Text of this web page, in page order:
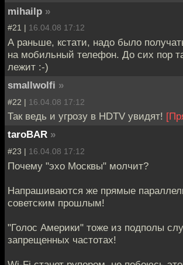
mihailp »
#21 | 16.04.08 17:12
А раньше, кстати, надо было
на мобильный телефон. До сих пор
лежит :-)
smallwolfi »
#22 | 16.04.08 17:12
Так ведь и угрозу в HDTV увидят!
taroBAR »
#23 | 16.04.08 17:12
Почему "эхо Москвы" молчит?
Напрашиваются же прямые
советским прошлым!
"Голос Америки" тоже из подполы
запрещенных частотах!